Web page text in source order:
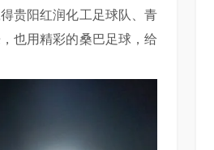
贵阳红润化工足球队、青
也用精彩的桑巴足球，给